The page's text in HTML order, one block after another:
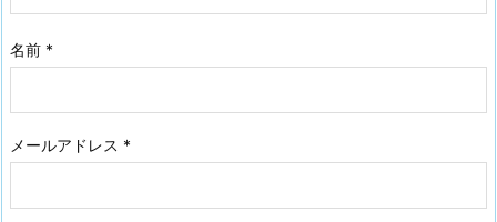
名前 *
メールアドレス *